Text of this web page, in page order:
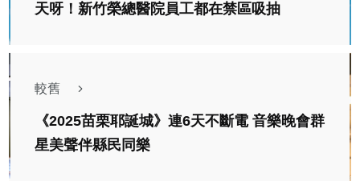
天呀！新竹榮總醫院員工都在禁區吸抽
較舊
《2025苗栗耶誕城》連6天不斷電 音樂晚會群
星美聲伴縣民同樂